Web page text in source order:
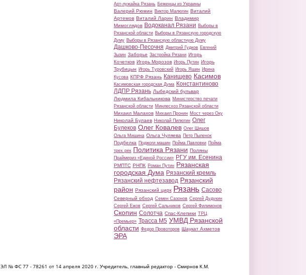
Арт-лужайка Рязань Беженцы из Украины
Валерий Рюмин Виктор Малюгин Виталий
Артемов Виталий Ларин Владимир
Мимоглядов Водоканал Рязани Выборы в
Рязанской области Выборы в Рязанскую городскую
Думу Выборы в Рязанскую областную Думу
Дашково-Песочня Дмитрий Гудков Евгений
Зызин Заборье Застройка Рязани Игорь
Кочетков Игорь Морозов Игорь Путин Игорь
Трубицын Игорь Туровский Игорь Яшин Ирина
Кусова КПРФ Рязань Канищево Касимов
Касимовская городская Дума Константиново
ЛДПР Рязань Лыбедский бульвар
Людмила Кибальникова Министерство печати
Рязанской области Минлесхоз Рязанской области
Михаил Малахов Михаил Пронин Мост через Оку
Николай Булаев Николай Пилюгин Олег
Булеков Олег Ковалев Олег Шишов
Ольга Мишина Ольга Чуляева Петр Пыленок
Подбелка Поджоги машин Пойма Павловки Пойма
трех рек Политика Рязани Поляны
Праймериз «Единой России» РГУ им. Есенина
РМПТС РНПК Роман Путин Рязанская
городская Дума Рязанский кремль
Рязанский нефтезавод Рязанский
район Рязанский цирк Рязань Сасово
Северный обход Семен Сазонов Сергей Дудукин
Сергей Ежов Сергей Сальников Сергей Филимонов
Скопин Солотча Спас-Клепики ТРЦ
«Премьер» Трасса М5 УМВД Рязанской
области Федор Провоторов Шаукат Ахметов
ЭРА
ЭЛ № ФС 77 - 78261 от 14 апреля 2020 г. Учредитель, главный редактор - Смирнов К.М.